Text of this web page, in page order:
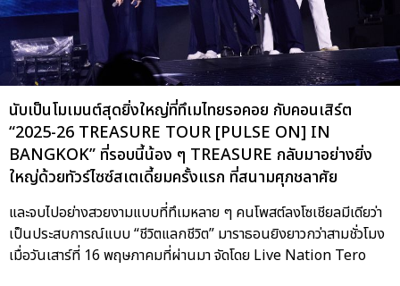
นับเป็นโมเมนต์สุดยิ่งใหญ่ที่ทึเมไทยรอคอย กับคอนเสิร์ต
“2025-26 TREASURE TOUR [PULSE ON] IN
BANGKOK” ที่รอบนี้น้อง ๆ TREASURE กลับมาอย่างยิ่ง
ใหญ่ด้วยทัวร์ไซซ์สเตเดี้ยมครั้งแรก ที่สนามศุภชลาศัย
และจบไปอย่างสวยงามแบบที่ทึเมหลาย ๆ คนโพสต์ลงโซเชียลมีเดียว่า
เป็นประสบการณ์แบบ “ชีวิตแลกชีวิต” มาราธอนยิงยาวกว่าสามชั่วโมง
เมื่อวันเสาร์ที่ 16 พฤษภาคมที่ผ่านมา จัดโดย Live Nation Tero